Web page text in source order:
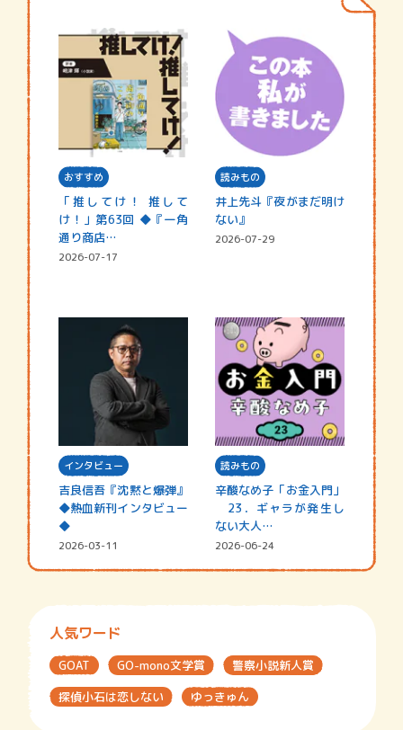
おすすめ
「推してけ！ 推して
け！」第63回 ◆『一角
通り商店…
2026-07-17
読みもの
井上先斗『夜がまだ明け
ない』
2026-07-29
インタビュー
吉良信吾『沈黙と爆弾』
◆熱血新刊インタビュー
◆
2026-03-11
読みもの
辛酸なめ子「お金入門」
23．ギャラが発生し
ない大人…
2026-06-24
人気ワード
GOAT GO-mono文学賞
警察小説新人賞
探偵小石は恋しない
ゆっきゅん